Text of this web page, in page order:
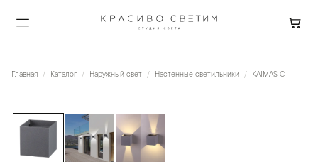
Главная Каталог Наружный свет Настенные светильники KAIMAS C